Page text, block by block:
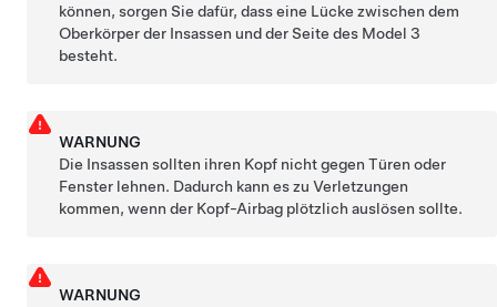
können, sorgen Sie dafür, dass eine Lücke zwischen dem
Oberkörper der Insassen und der Seite des Model 3
besteht.
WARNUNG
Die Insassen sollten ihren Kopf nicht gegen Türen oder
Fenster lehnen. Dadurch kann es zu Verletzungen
kommen, wenn der Kopf-Airbag plötzlich auslösen sollte.
WARNUNG